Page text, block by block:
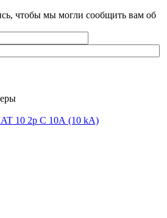
чтобы мы могли сообщить вам об
10 2p C 10А (10 kA)